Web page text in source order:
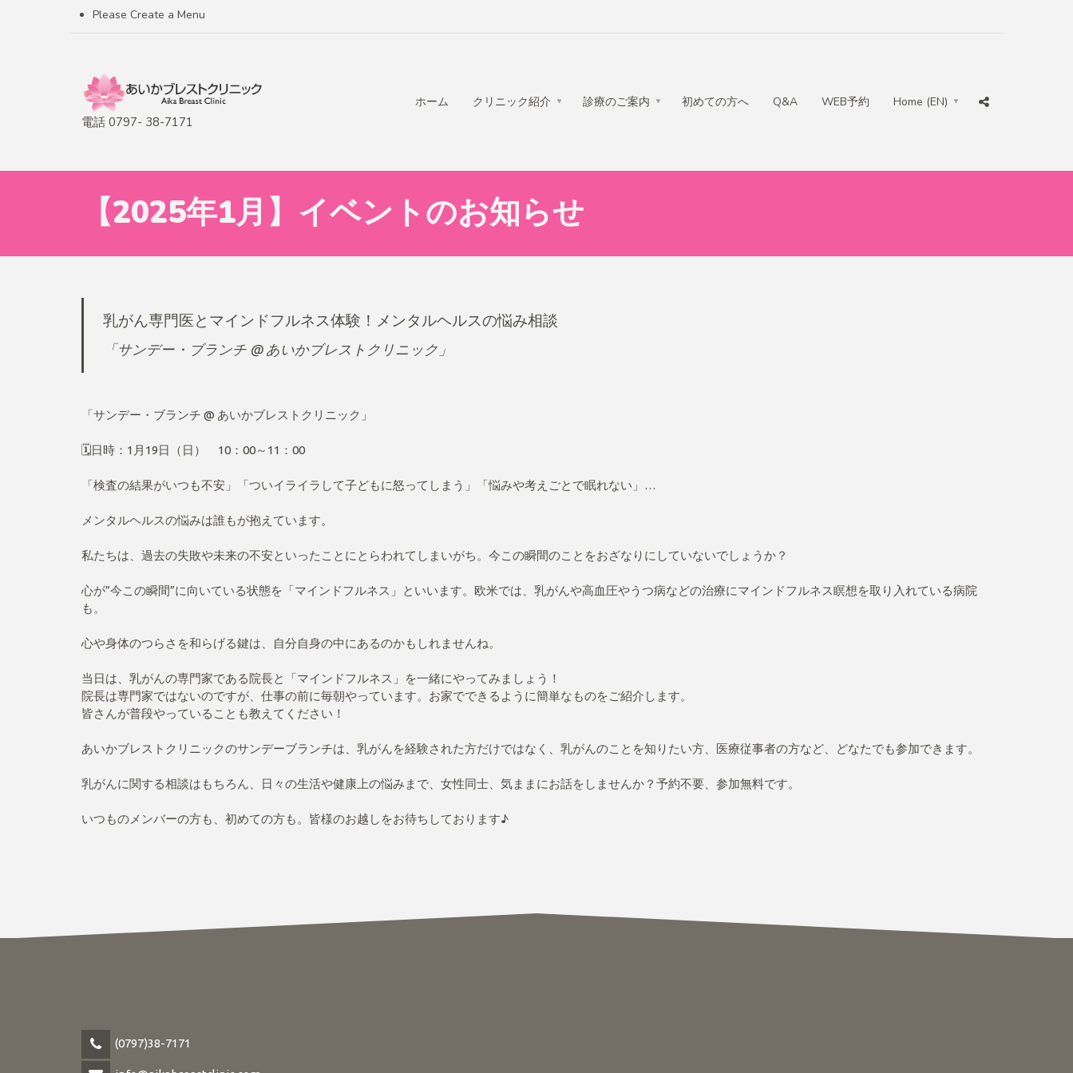
Please Create a Menu
電話 0797- 38-7171
ホーム クリニック紹介 診療のご案内 初めての方へ Q&A WEB予約 Home (EN)
【2025年1月】イベントのお知らせ
乳がん専門医とマインドフルネス体験！メンタルヘルスの悩み相談
「サンデー・ブランチ @ あいかブレストクリニック」
「サンデー・ブランチ @ あいかブレストクリニック」
🗓️日時：1月19日（日） 10：00～11：00
「検査の結果がいつも不安」「ついイライラして子どもに怒ってしまう」「悩みや考えごとで眠れない」…
メンタルヘルスの悩みは誰もが抱えています。
私たちは、過去の失敗や未来の不安といったことにとらわれてしまいがち。今この瞬間のことをおざなりにしていないでしょうか？
心が”今この瞬間”に向いている状態を「マインドフルネス」といいます。欧米では、乳がんや高血圧やうつ病などの治療にマインドフルネス瞑想を取り入れている病院
も。
心や身体のつらさを和らげる鍵は、自分自身の中にあるのかもしれませんね。
当日は、乳がんの専門家である院長と「マインドフルネス」を一緒にやってみましょう！
院長は専門家ではないのですが、仕事の前に毎朝やっています。お家でできるように簡単なものをご紹介します。
皆さんが普段やっていることも教えてください！
あいかブレストクリニックのサンデーブランチは、乳がんを経験された方だけではなく、乳がんのことを知りたい方、医療従事者の方など、どなたでも参加できます。
乳がんに関する相談はもちろん、日々の生活や健康上の悩みまで、女性同士、気ままにお話をしませんか？予約不要、参加無料です。
いつものメンバーの方も、初めての方も。皆様のお越しをお待ちしております♪
(0797)38-7171